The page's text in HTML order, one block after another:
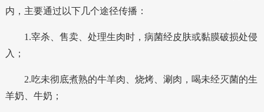
内，主要通过以下几个途径传播：
1.宰杀、售卖、处理生肉时，病菌经皮肤或黏膜破损处侵
入；
2.吃未彻底煮熟的牛羊肉、烧烤、涮肉，喝未经灭菌的生
羊奶、牛奶；